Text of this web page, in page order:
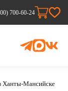
700-60-24
Ханты-Мансийске